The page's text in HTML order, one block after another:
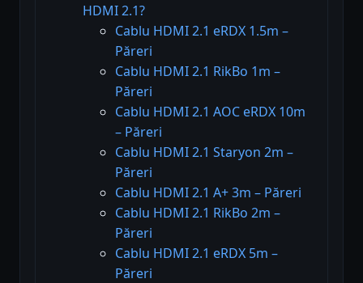
HDMI 2.1?
Cablu HDMI 2.1 eRDX 1.5m –
Păreri
Cablu HDMI 2.1 RikBo 1m –
Păreri
Cablu HDMI 2.1 AOC eRDX 10m
– Păreri
Cablu HDMI 2.1 Staryon 2m –
Păreri
Cablu HDMI 2.1 A+ 3m – Păreri
Cablu HDMI 2.1 RikBo 2m –
Păreri
Cablu HDMI 2.1 eRDX 5m –
Păreri